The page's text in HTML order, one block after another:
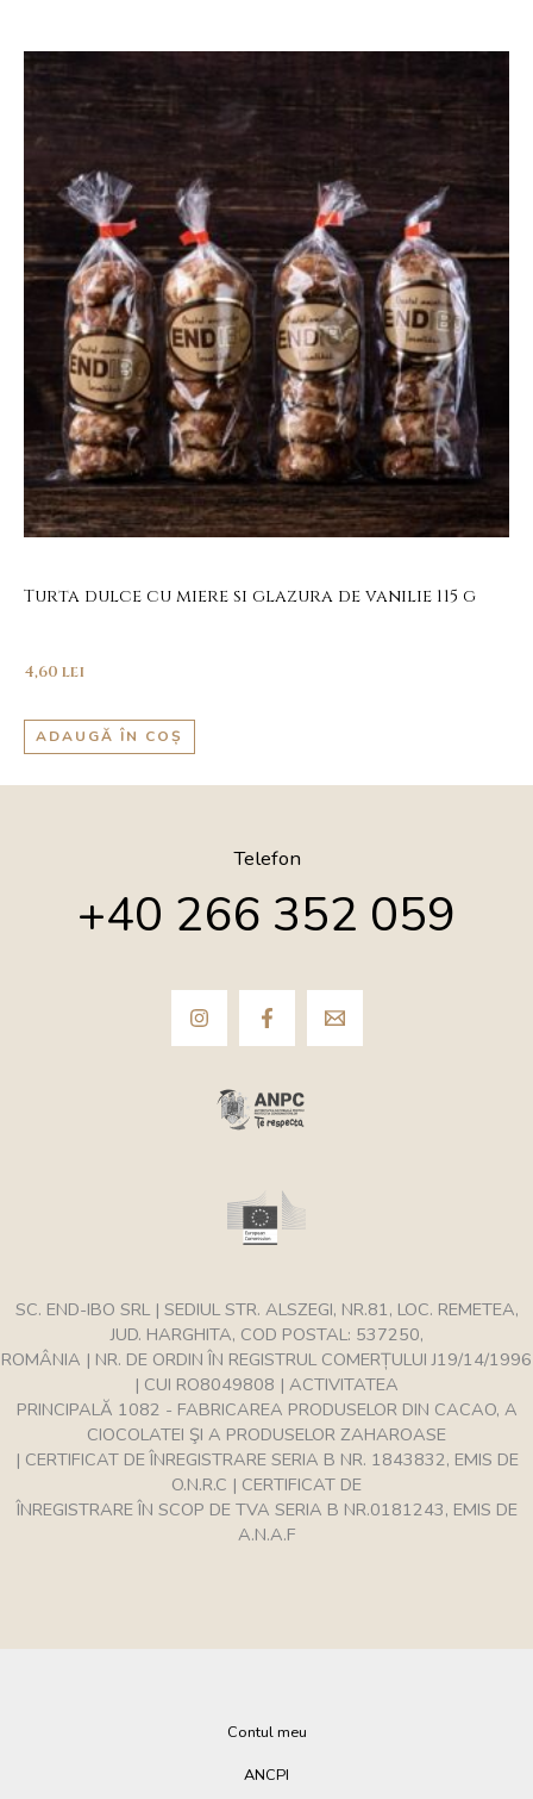
Turta dulce cu miere si glazura de vanilie 115 g
4,60 lei
ADAUGĂ ÎN COȘ
Telefon
+40 266 352 059
SC. END-IBO SRL | SEDIUL STR. ALSZEGI, NR.81, LOC. REMETEA,
JUD. HARGHITA, COD POSTAL: 537250,
ROMÂNIA | NR. DE ORDIN ÎN REGISTRUL COMERȚULUI J19/14/1996
| CUI RO8049808 | ACTIVITATEA
PRINCIPALĂ 1082 - FABRICAREA PRODUSELOR DIN CACAO, A
CIOCOLATEI ŞI A PRODUSELOR ZAHAROASE
| CERTIFICAT DE ÎNREGISTRARE SERIA B NR. 1843832, EMIS DE
O.N.R.C | CERTIFICAT DE
ÎNREGISTRARE ÎN SCOP DE TVA SERIA B NR.0181243, EMIS DE
A.N.A.F
Contul meu
ANCPI